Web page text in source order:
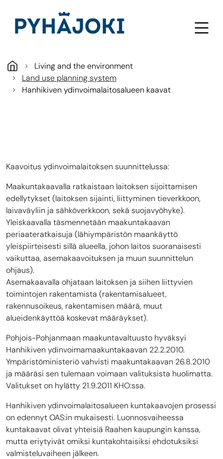
Living and the environment
Land use planning system
Hanhikiven ydinvoimalaitosalueen kaavat
Kaavoitus ydinvoimalaitoksen suunnittelussa:
Maakuntakaavalla ratkaistaan laitoksen sijoittamisen
edellytykset (laitoksen sijainti, liittyminen tieverkkoon,
laivaväyliin ja sähköverkkoon, sekä suojavyöhyke).
Yleiskaavalla täsmennetään maakuntakaavan
periaateratkaisuja (lähiympäristön maankäyttö
yleispiirteisesti sillä alueella, johon laitos suoranaisesti
vaikuttaa, asemakaavoituksen ja muun suunnittelun
ohjaus).
Asemakaavalla ohjataan laitoksen ja siihen liittyvien
toimintojen rakentamista (rakentamisalueet,
rakennusoikeus, rakentamisen määrä, muut
alueidenkäyttöä koskevat määräykset).
Pohjois-Pohjanmaan maakuntavaltuusto hyväksyi
Hanhikiven ydinvoimamaakuntakaavan 22.2.2010.
Ympäristöministeriö vahvisti maakuntakaavan 26.8.2010
ja määräsi sen tulemaan voimaan valituksista huolimatta.
Valitukset on hylätty 21.9.2011 KHO:ssa.
Hanhikiven ydinvoimalaitosalueen kuntakaavojen prosessi
on edennyt OAS:in mukaisesti. Luonnosvaiheessa
kuntakaavat olivat yhteisiä Raahen kaupungin kanssa,
mutta eriytyivät omiksi kuntakohtaisiksi ehdotuksiksi
valmisteluvaiheen jälkeen.